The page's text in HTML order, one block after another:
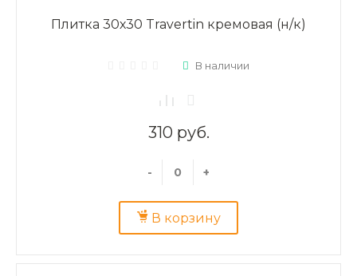
Плитка 30х30 Travertin кремовая (н/к)
В наличии
310 руб.
- +
В корзину